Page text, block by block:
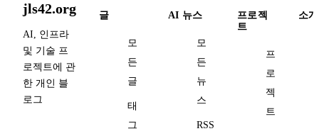
jls42.org
AI, 인프라
및 기술 프
로젝트에 관
한 개인 블
로그
글
모
든
글
태
그
AI 뉴스
모
든
뉴
스
RSS
프로젝
트
프
로
젝
트
소개